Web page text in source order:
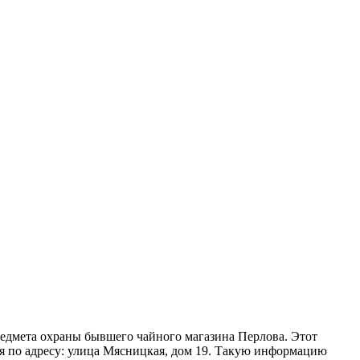
охраны бывшего чайного магазина Перлова. Этот
по адресу: улица Мясницкая, дом 19. Такую информацию